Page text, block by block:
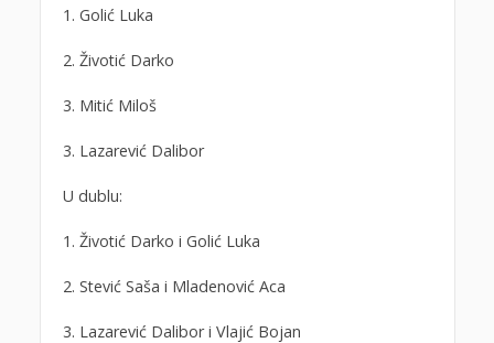
1. Golić Luka
2. Životić Darko
3. Mitić Miloš
3. Lazarević Dalibor
U dublu:
1. Životić Darko i Golić Luka
2. Stević Saša i Mladenović Aca
3. Lazarević Dalibor i Vlajić Bojan